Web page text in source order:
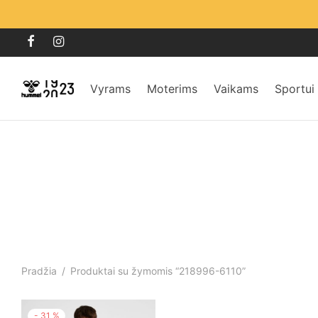
Vyrams Moterims Vaikams Sportui
Pradžia / Produktai su žymomis “218996-6110”
- 31 %